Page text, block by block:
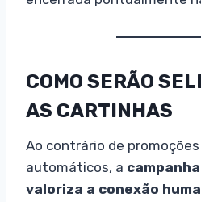
COMO SERÃO
AS CARTINHAS
Ao contrário de
automáticos, a
valoriza a conexão